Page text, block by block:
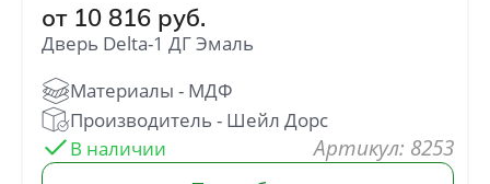
от 10 816 руб.
Дверь Delta-1 ДГ Эмаль
: 8253